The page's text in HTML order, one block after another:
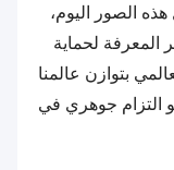
هذه الصور اليوم،
المعرفة لحماية
بتوازن عالمنا
التزام جوهري في